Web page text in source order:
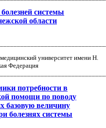
системы
области
университет имени Н.
Федерация
потребности в
помощи по поводу
базовую величину
болезнях системы